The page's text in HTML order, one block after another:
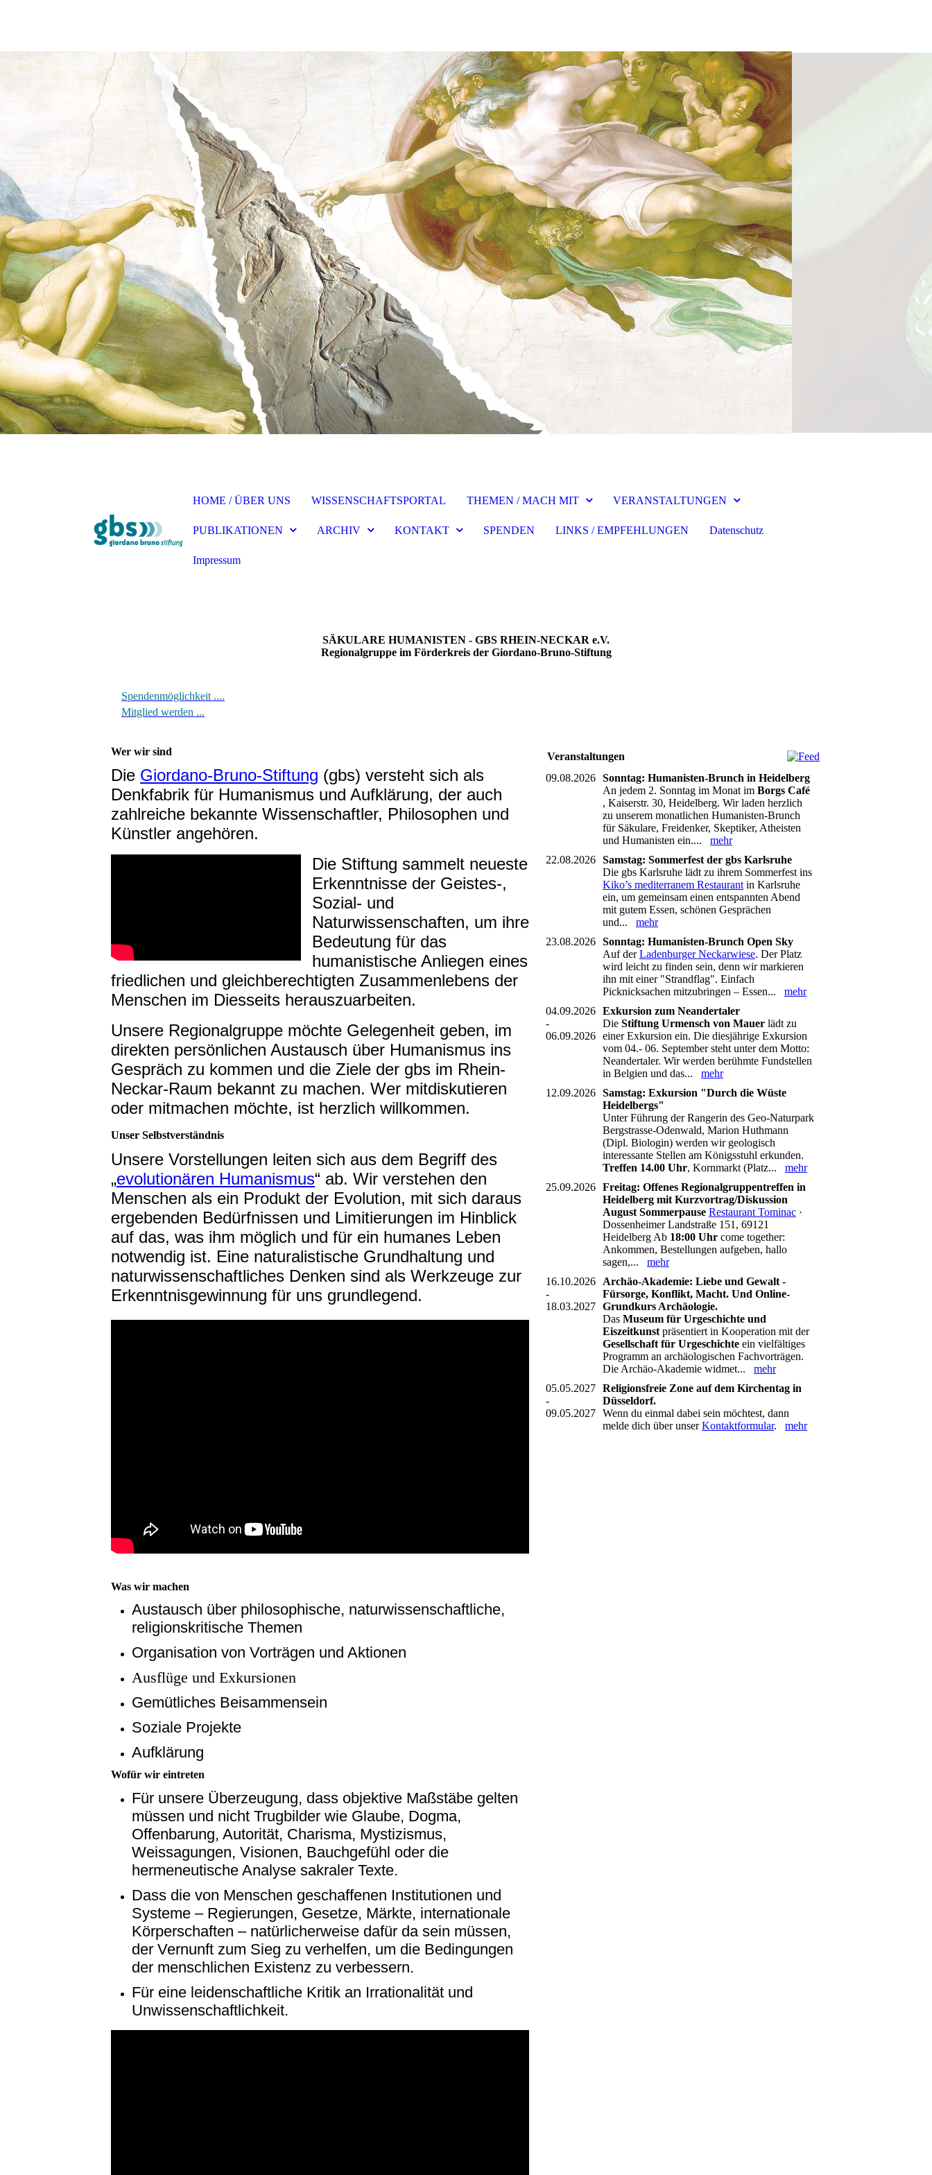
HOME / ÜBER UNS WISSENSCHAFTSPORTAL THEMEN / MACH MIT VERANSTALTUNGEN
PUBLIKATIONEN ARCHIV KONTAKT SPENDEN LINKS / EMPFEHLUNGEN Datenschutz
Impressum
SÄKULARE HUMANISTEN - GBS RHEIN-NECKAR e.V.
Regionalgruppe im Förderkreis der Giordano-Bruno-Stiftung
Spendenmöglichkeit ....
Mitglied werden ...
Wer wir sind
Die Giordano-Bruno-Stiftung (gbs) versteht sich als
Denkfabrik für Humanismus und Aufklärung, der auch
zahlreiche bekannte Wissenschaftler, Philosophen und
Künstler angehören.
Die Stiftung sammelt neueste
Erkenntnisse der Geistes‑,
Sozial- und
Naturwissenschaften, um ihre
Bedeutung für das
humanistische Anliegen eines
friedlichen und gleichberechtigten Zusammenlebens der
Menschen im Diesseits herauszuarbeiten.
Unsere Regionalgruppe möchte Gelegenheit geben, im
direkten persönlichen Austausch über Humanismus ins
Gespräch zu kommen und die Ziele der gbs im Rhein-
Neckar-Raum bekannt zu machen. Wer mitdiskutieren
oder mitmachen möchte, ist herzlich willkommen.
Unser Selbstverständnis
Unsere Vorstellungen leiten sich aus dem Begriff des
„evolutionären Humanismus“ ab. Wir verstehen den
Menschen als ein Produkt der Evolution, mit sich daraus
ergebenden Bedürfnissen und Limitierungen im Hinblick
auf das, was ihm möglich und für ein humanes Leben
notwendig ist. Eine naturalistische Grundhaltung und
naturwissenschaftliches Denken sind als Werkzeuge zur
Erkenntnisgewinnung für uns grundlegend.
Was wir machen
Austausch über philosophische, naturwissenschaftliche,
religionskritische Themen
Organisation von Vorträgen und Aktionen
Ausflüge und Exkursionen
Gemütliches Beisammensein
Soziale Projekte
Aufklärung
Wofür wir eintreten
Für unsere Überzeugung, dass objektive Maßstäbe gelten
müssen und nicht Trugbilder wie Glaube, Dogma,
Offenbarung, Autorität, Charisma, Mystizismus,
Weissagungen, Visionen, Bauchgefühl oder die
hermeneutische Analyse sakraler Texte.
Dass die von Menschen geschaffenen Institutionen und
Systeme – Regierungen, Gesetze, Märkte, internationale
Körperschaften – natürlicherweise dafür da sein müssen,
der Vernunft zum Sieg zu verhelfen, um die Bedingungen
der menschlichen Existenz zu verbessern.
Für eine leidenschaftliche Kritik an Irrationalität und
Unwissenschaftlichkeit.
Veranstaltungen
09.08.2026 Sonntag: Humanisten-Brunch in Heidelberg
An jedem 2. Sonntag im Monat im Borgs Café
, Kaiserstr. 30, Heidelberg. Wir laden herzlich
zu unserem monatlichen Humanisten-Brunch
für Säkulare, Freidenker, Skeptiker, Atheisten
und Humanisten ein.... mehr
22.08.2026 Samstag: Sommerfest der gbs Karlsruhe
Die gbs Karlsruhe lädt zu ihrem Sommerfest ins
Kiko’s mediterranem Restaurant in Karlsruhe
ein, um gemeinsam einen entspannten Abend
mit gutem Essen, schönen Gesprächen
und... mehr
23.08.2026 Sonntag: Humanisten-Brunch Open Sky
Auf derLadenburger Neckarwiese. Der Platz
wird leicht zu finden sein, denn wir markieren
ihn mit einer "Strandflag". Einfach
Picknicksachen mitzubringen – Essen... mehr
04.09.2026
-
06.09.2026
Exkursion zum Neandertaler
Die Stiftung Urmensch von Mauer lädt zu
einer Exkursion ein. Die diesjährige Exkursion
vom 04.- 06. September steht unter dem Motto:
Neandertaler. Wir werden berühmte Fundstellen
in Belgien und das... mehr
12.09.2026 Samstag: Exkursion "Durch die Wüste
Heidelbergs"
Unter Führung der Rangerin des Geo-Naturpark
Bergstrasse-Odenwald, Marion Huthmann
(Dipl. Biologin) werden wir geologisch
interessante Stellen am Königsstuhl erkunden.
Treffen 14.00 Uhr, Kornmarkt (Platz... mehr
25.09.2026 Freitag: Offenes Regionalgruppentreffen in
Heidelberg mit Kurzvortrag/Diskussion
August Sommerpause Restaurant Tominac ·
Dossenheimer Landstraße 151, 69121
Heidelberg Ab 18:00 Uhr come together:
Ankommen, Bestellungen aufgeben, hallo
sagen,... mehr
16.10.2026
-
18.03.2027
Archäo-Akademie: Liebe und Gewalt -
Fürsorge, Konflikt, Macht. Und Online-
Grundkurs Archäologie.
Das Museum für Urgeschichte und
Eiszeitkunst präsentiert in Kooperation mit der
Gesellschaft für Urgeschichte ein vielfältiges
Programm an archäologischen Fachvorträgen.
Die Archäo-Akademie widmet... mehr
05.05.2027
-
09.05.2027
Religionsfreie Zone auf dem Kirchentag in
Düsseldorf.
Wenn du einmal dabei sein möchtest, dann
melde dich über unserKontaktformular. mehr